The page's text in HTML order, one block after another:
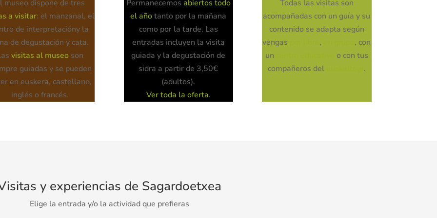
museo dispone de tres
a visitar: el manzanal, el
de interpretacióny la
de degustación y cata.
visitas al museo son
guiadas y se pueden
en euskera, castellano,
inglés o francés.
Permanecemos abiertos todo
el añotanto por la mañana
como por la tarde. Las
entradas incluyen la visita
guiada y la degustación de
sidra a partir de 3,50€
(adultos).
Ver toda la oferta.
Todas las visitas son
acompañadas con un guía y su
contenido se adapta según
vengas
,
, con
un
o con tus
compañeros del
.
y experiencias de Sagardoetxea
Elige la entrada y/o la actividad que prefieras